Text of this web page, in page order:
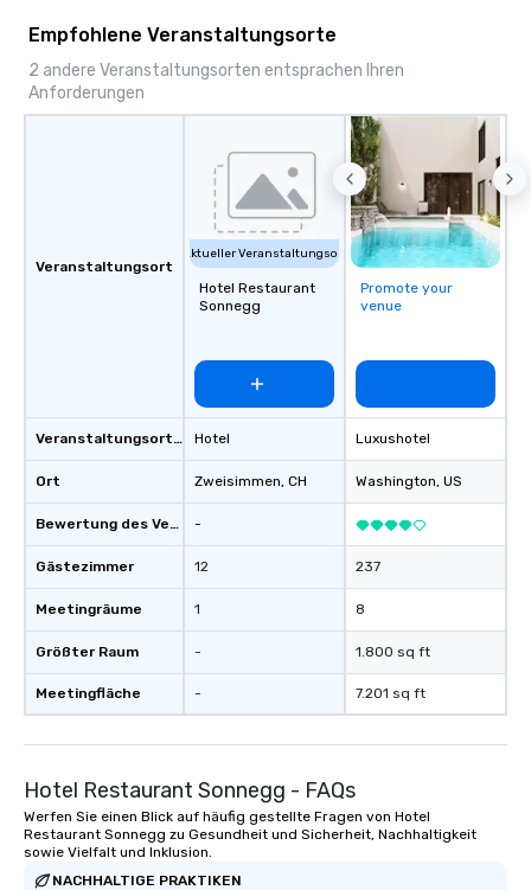
include airport transfers, cruise port
transfers, roadshows, long distance
rides and event transportation
service. Livery solutions, ride
protocols are some of the Limos4
products that bring necessary
flexibility and seamlessness in
today’s fast-paced world.
Empfohlene Veranstaltungsorte
2 andere Veranstaltungsorten entsprachen Ihren
Anforderungen
Veranstaltungsort
Veranstaltungsortstyp
Ort
Bewertung des Veranstaltungsortes
Gästezimmer
Meetingräume
Größter Raum
Meetingfläche
Aktueller Veranstaltungsort
Hotel Restaurant
Sonnegg
Hotel
Zweisimmen, CH
-
12
1
-
-
Promote your
venue
Luxushotel
Washington, US
237
8
1.800 sq ft
7.201 sq ft
Hotel Restaurant Sonnegg - FAQs
Werfen Sie einen Blick auf häufig gestellte Fragen von Hotel
Restaurant Sonnegg zu Gesundheit und Sicherheit, Nachhaltigkeit
sowie Vielfalt und Inklusion.
NACHHALTIGE PRAKTIKEN